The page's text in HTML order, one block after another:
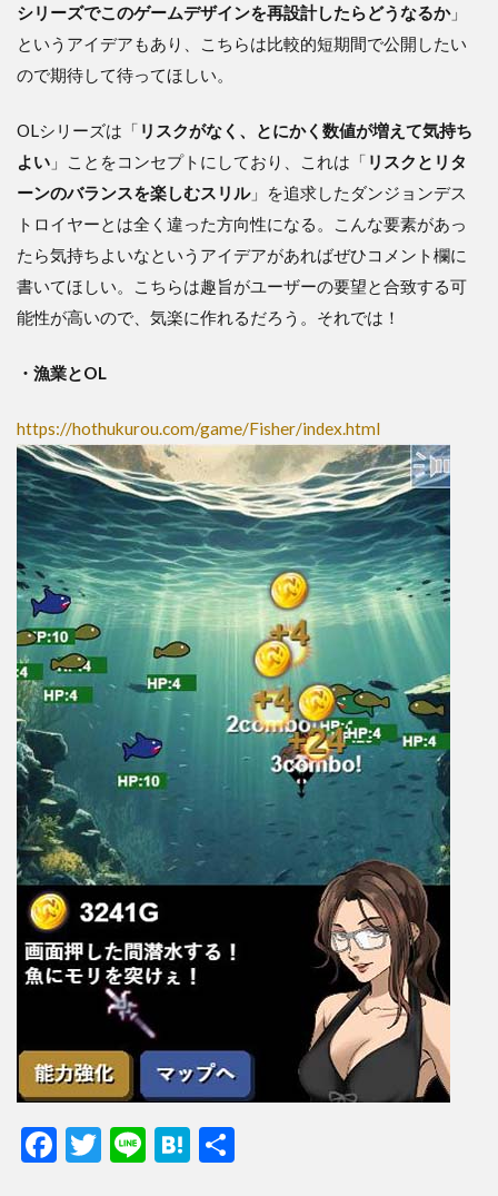
シリーズでこのゲームデザインを再設計したらどうなるか」
というアイデアもあり、こちらは比較的短期間で公開したい
ので期待して待ってほしい。
OLシリーズは「 リスクがなく、とにかく数値が増えて気持ち
よい 」ことをコンセプトにしており、これは「 リスクとリタ
ーンのバランスを楽しむスリル」を追求したダンジョンデス
トロイヤーとは全く違った方向性になる。こんな要素があっ
たら気持ちよいなというアイデアがあればぜひコメント欄に
書いてほしい。こちらは趣旨がユーザーの要望と合致する可
能性が高いので、気楽に作れるだろう。それでは！
・漁業とOL
https://hothukurou.com/game/Fisher/index.html
F
T
Li H